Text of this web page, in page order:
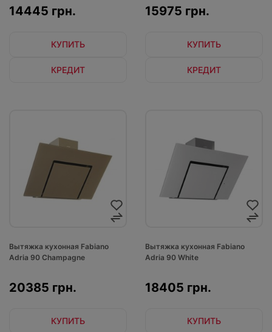
14445 грн.
КУПИТЬ
КРЕДИТ
15975 грн.
КУПИТЬ
КРЕДИТ
Вытяжка кухонная Fabiano
Adria 90 Champagne
20385 грн.
КУПИТЬ
Вытяжка кухонная Fabiano
Adria 90 White
18405 грн.
КУПИТЬ